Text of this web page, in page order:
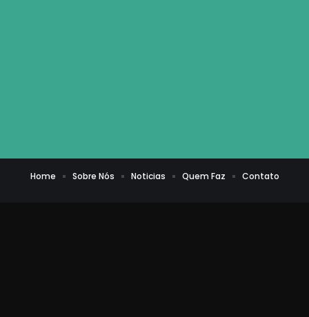
Home Sobre Nós Noticias Quem Faz Contato